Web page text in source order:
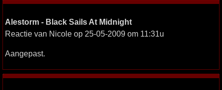
Alestorm - Black Sails At Midnight
Reactie van Nicole op 25-05-2009 om 11:31u
Aangepast.